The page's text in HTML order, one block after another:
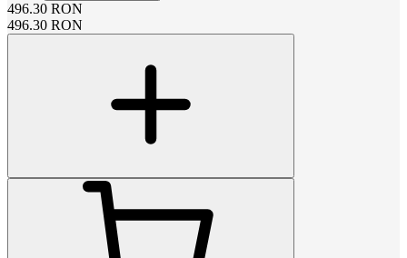
496.30 RON
496.30 RON